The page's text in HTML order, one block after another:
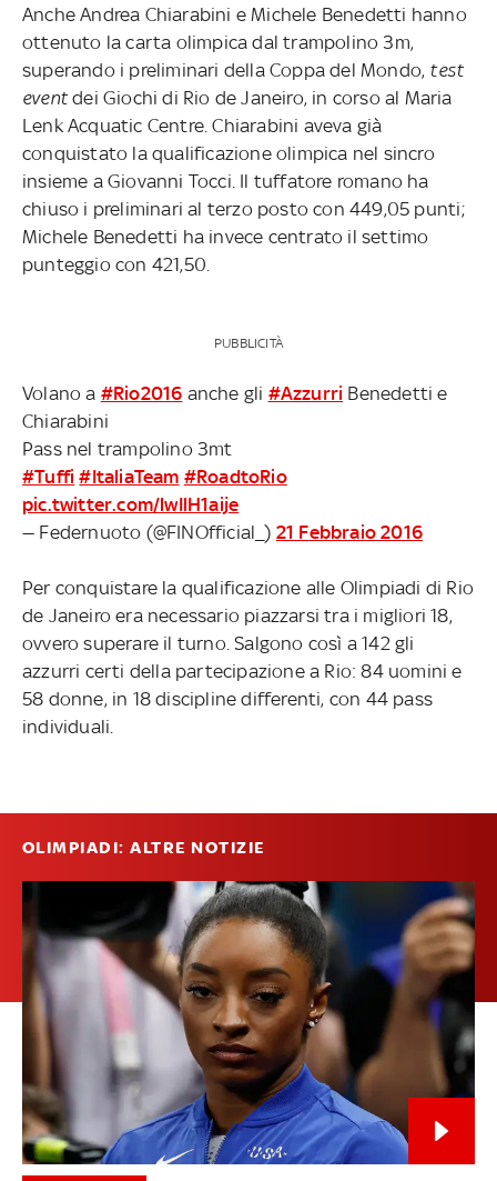
Anche Andrea Chiarabini e Michele Benedetti hanno
ottenuto la carta olimpica dal trampolino 3m,
superando i preliminari della Coppa del Mondo, test
eventdei Giochi di Rio de Janeiro, in corso al Maria
Lenk Acquatic Centre. Chiarabini aveva già
conquistato la qualificazione olimpica nel sincro
insieme a Giovanni Tocci. Il tuffatore romano ha
chiuso i preliminari al terzo posto con 449,05 punti;
Michele Benedetti ha invece centrato il settimo
punteggio con 421,50.
PUBBLICITÀ
Volano a #Rio2016 anche gli #Azzurri Benedetti e
Chiarabini
Pass nel trampolino 3mt
#Tuffi #ItaliaTeam #RoadtoRio
pic.twitter.com/lwIlH1aije
— Federnuoto (@FINOfficial_) 21 Febbraio 2016
Per conquistare la qualificazione alle Olimpiadi di Rio
de Janeiro era necessario piazzarsi tra i migliori 18,
ovvero superare il turno. Salgono così a 142 gli
azzurri certi della partecipazione a Rio: 84 uomini e
58 donne, in 18 discipline differenti, con 44 pass
individuali.
OLIMPIADI: ALTRE NOTIZIE